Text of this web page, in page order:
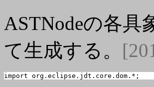
ASTNodeの各具
て生成する。
import org.eclipse.jdt.core.dom.*;